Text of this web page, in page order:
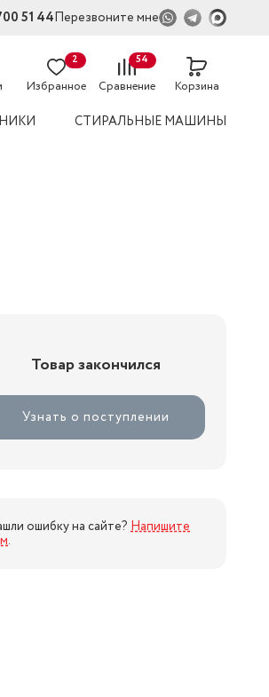
51 44Перезвоните мне
Избранное
2
Сравнение
54
Корзина
СТИРАЛЬНЫЕ МАШИНЫ
Товар закончился
Узнать о поступлении
ошибку на сайте? Напишите
.